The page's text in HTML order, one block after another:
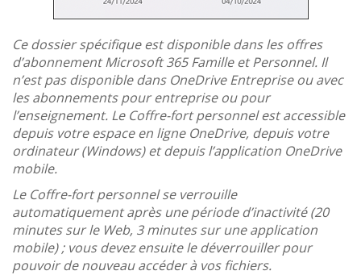
Ce dossier spécifique est disponible dans les offres
d’abonnement Microsoft 365 Famille et Personnel. Il
n’est pas disponible dans OneDrive Entreprise ou avec
les abonnements pour entreprise ou pour
l’enseignement. Le Coffre-fort personnel est accessible
depuis votre espace en ligne OneDrive, depuis votre
ordinateur (Windows) et depuis l’application OneDrive
mobile.
Le Coffre-fort personnel se verrouille
automatiquement après une période d’inactivité (20
minutes sur le Web, 3 minutes sur une application
mobile) ; vous devez ensuite le déverrouiller pour
pouvoir de nouveau accéder à vos fichiers.